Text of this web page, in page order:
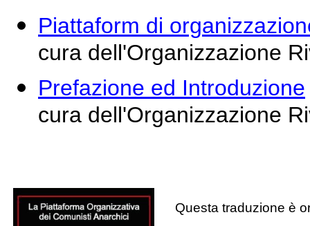
Piattaform di
cura dell'Organizzazione
Prefazione ed Introduzione
cura dell'Organizzazione
Questa traduzione è